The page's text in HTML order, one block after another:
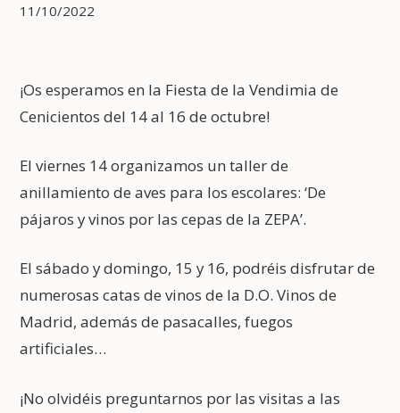
11/10/2022
¡Os esperamos en la Fiesta de la Vendimia de
Cenicientos del 14 al 16 de octubre!
El viernes 14 organizamos un taller de
anillamiento de aves para los escolares: ‘De
pájaros y vinos por las cepas de la ZEPA’.
El sábado y domingo, 15 y 16, podréis disfrutar de
numerosas catas de vinos de la D.O. Vinos de
Madrid, además de pasacalles, fuegos
artificiales…
¡No olvidéis preguntarnos por las visitas a las